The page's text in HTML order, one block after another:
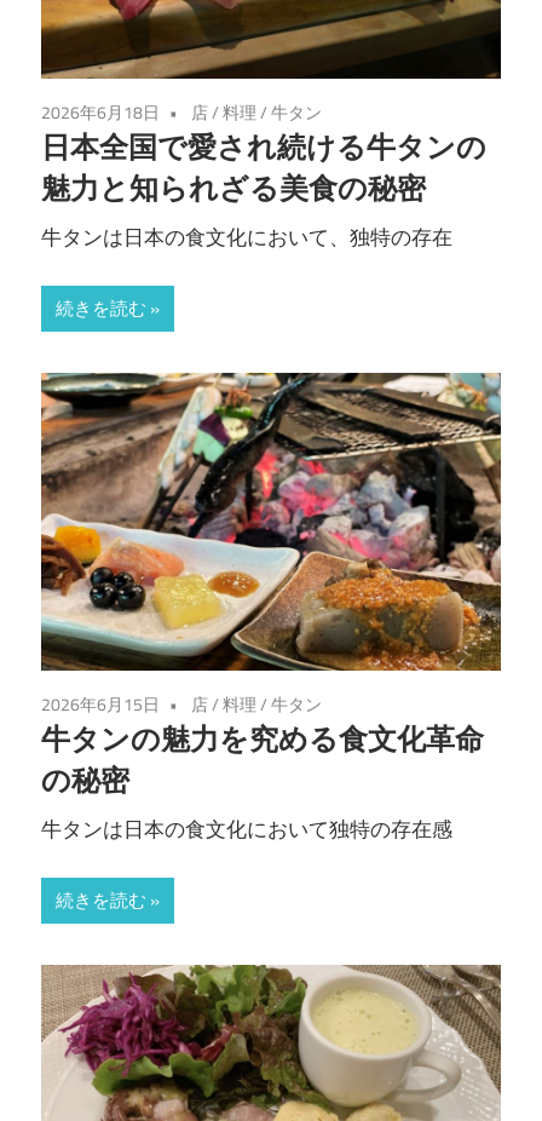
2026年6月18日 店/料理/牛タン
日本全国で愛され続ける牛タンの
魅力と知られざる美食の秘密
牛タンは日本の食文化において、独特の存在
続きを読む
2026年6月15日 店/料理/牛タン
牛タンの魅力を究める食文化革命
の秘密
牛タンは日本の食文化において独特の存在感
続きを読む